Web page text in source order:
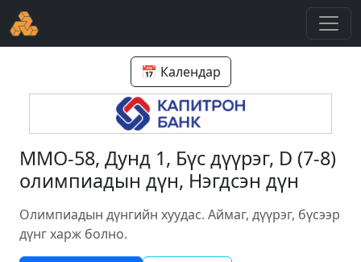
📅 Календар
ММО-58, Дунд 1, Бүс дүүрэг, D (7-8)
олимпиадын дүн, Нэгдсэн дүн
Олимпиадын дүнгийн хуудас. Аймаг, дүүрэг, бүсээр
дүнг харж болно.